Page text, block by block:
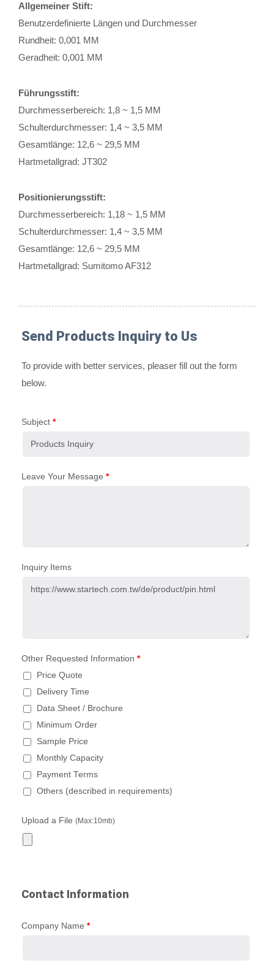
Allgemeiner Stift:
Benutzerdefinierte Längen und Durchmesser
Rundheit: 0,001 MM
Geradheit: 0,001 MM
Führungsstift:
Durchmesserbereich: 1,8 ~ 1,5 MM
Schulterdurchmesser: 1,4 ~ 3,5 MM
Gesamtlänge: 12,6 ~ 29,5 MM
Hartmetallgrad: JT302
Positionierungsstift:
Durchmesserbereich: 1,18 ~ 1,5 MM
Schulterdurchmesser: 1,4 ~ 3,5 MM
Gesamtlänge: 12,6 ~ 29,5 MM
Hartmetallgrad: Sumitomo AF312